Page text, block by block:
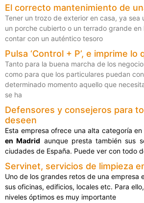
El correcto mantenimiento de
Tener un trozo de exterior en casa, ya sea
un porche cubierto o un terrado grande
contar con un auténtico tesoro
Pulsa ‘Control + P’, e imprime lo
Tanto para la buena marcha de los
como para que los particulares puedan
determinado momento aquello que
se ha
Defensores y consejeros para
deseen
Esta empresa ofrece una alta categoría en
en Madrid aunque presta también sus
ciudades de España. Puede ver con todo
Servinet, servicios de limpieza
Uno de los grandes retos de una empresa
sus oficinas, edificios, locales etc. Para
niveles óptimos es muy importante